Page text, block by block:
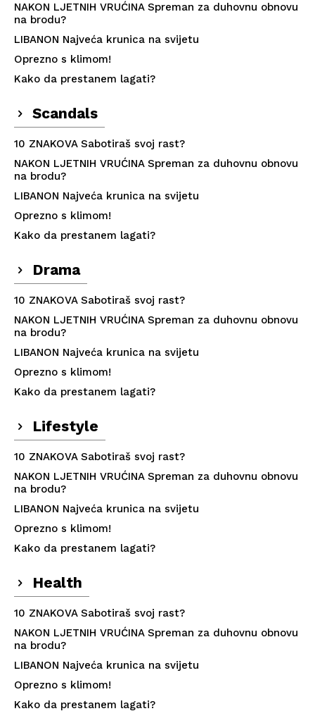
NAKON LJETNIH VRUĆINA Spreman za duhovnu obnovu
na brodu?
LIBANON Najveća krunica na svijetu
Oprezno s klimom!
Kako da prestanem lagati?
Scandals
10 ZNAKOVA Sabotiraš svoj rast?
NAKON LJETNIH VRUĆINA Spreman za duhovnu obnovu
na brodu?
LIBANON Najveća krunica na svijetu
Oprezno s klimom!
Kako da prestanem lagati?
Drama
10 ZNAKOVA Sabotiraš svoj rast?
NAKON LJETNIH VRUĆINA Spreman za duhovnu obnovu
na brodu?
LIBANON Najveća krunica na svijetu
Oprezno s klimom!
Kako da prestanem lagati?
Lifestyle
10 ZNAKOVA Sabotiraš svoj rast?
NAKON LJETNIH VRUĆINA Spreman za duhovnu obnovu
na brodu?
LIBANON Najveća krunica na svijetu
Oprezno s klimom!
Kako da prestanem lagati?
Health
10 ZNAKOVA Sabotiraš svoj rast?
NAKON LJETNIH VRUĆINA Spreman za duhovnu obnovu
na brodu?
LIBANON Najveća krunica na svijetu
Oprezno s klimom!
Kako da prestanem lagati?